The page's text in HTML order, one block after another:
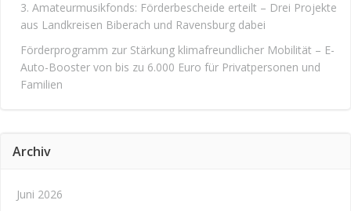
3. Amateurmusikfonds: Förderbescheide erteilt – Drei Projekte
aus Landkreisen Biberach und Ravensburg dabei
Förderprogramm zur Stärkung klimafreundlicher Mobilität – E-
Auto-Booster von bis zu 6.000 Euro für Privatpersonen und
Familien
Archiv
Juni 2026